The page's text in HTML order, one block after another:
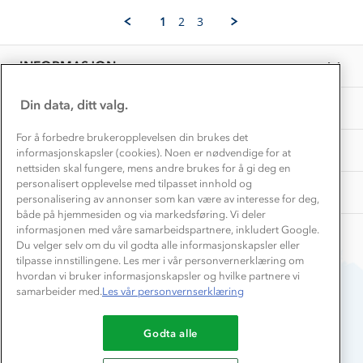
26
2025
1 2 3
INFORMASJON
Bedrift, barnehage og SFO
Presse
OM OSS
Samarbeide med oss?
TIPS OG RÅD
Store størrelser
Turmat oppskrifter
Beredskap
AKTIVITETER
Få turinspirasjon og tips her⛰
Overnatte utendørs⛺
Leirskole 🥾
Barnehageansatt
Tips til hyttetur
Du betaler enkelt med
Din data, ditt valg.
For å forbedre brukeropplevelsen din brukes det
informasjonskapsler (cookies). Noen er nødvendige for at
nettsiden skal fungere, mens andre brukes for å gi deg en
personalisert opplevelse med tilpasset innhold og
personalisering av annonser som kan være av interesse for deg,
både på hjemmesiden og via markedsføring. Vi deler
informasjonen med våre samarbeidspartnere, inkludert Google.
Du velger selv om du vil godta alle informasjonskapsler eller
tilpasse innstillingene. Les mer i vår personvernerklæring om
hvordan vi bruker informasjonskapsler og hvilke partnere vi
samarbeider med.Les vår personvernserklæring
Godta alle